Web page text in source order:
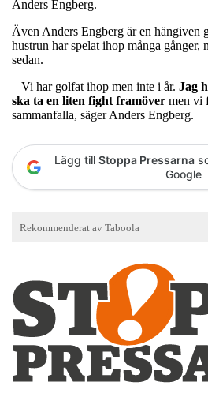
Anders Engberg.
Även Anders Engberg är en hängiven
hustrun har spelat ihop många gånger,
sedan.
– Vi har golfat ihop men inte i år. Jag
ska ta en liten fight framöver men vi
sammanfalla, säger Anders Engberg.
Lägg till Stoppa Pressarna
Google